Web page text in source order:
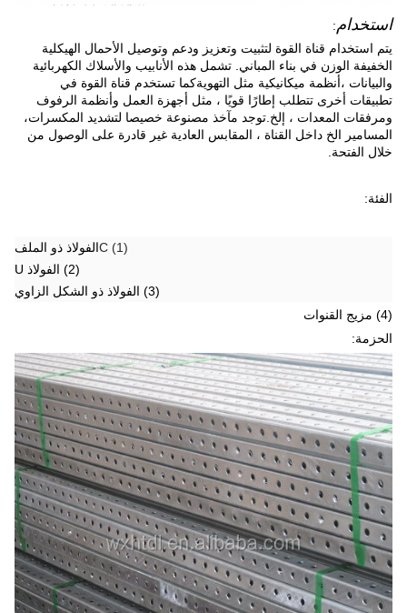
استخدام:
يتم استخدام قناة القوة لتثبيت وتعزيز ودعم وتوصيل الأحمال الهيكلية
الخفيفة الوزن في بناء المباني. تشمل هذه الأنابيب والأسلاك الكهربائية
والبيانات ،أنظمة ميكانيكية مثل التهويةكما تستخدم قناة القوة في
تطبيقات أخرى تتطلب إطارًا قويًا ، مثل أجهزة العمل وأنظمة الرفوف
ومرفقات المعدات ، إلخ.توجد مآخذ مصنوعة خصيصا لتشديد المكسرات،
المسامير الخ داخل القناة ، المقابس العادية غير قادرة على الوصول من
خلال الفتحة.
الفئة:
الفولاذ ذو الملف
الحزمة: